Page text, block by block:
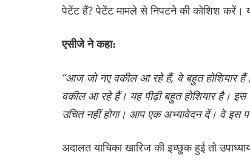
पेटेंट हैं? पेटेंट मामले से निपटने की कोशिश करें।
एसीजे ने कहा:
“आज जो नए वकील आ रहे हैं, वे बहुत होशियार
वकील आ रहे हैं। यह पीढ़ी बहुत होशियार है।
उचित नहीं होगा। आप एक अभ्यावेदन दें। वे इस
अदालत याचिका खारिज की इच्छुक हुई तो